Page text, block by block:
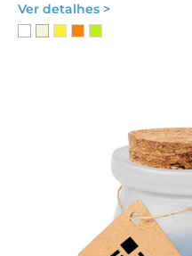
Ver detalhes >